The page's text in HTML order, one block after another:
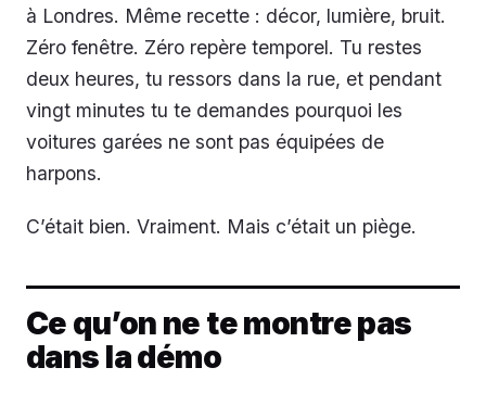
à Londres. Même recette : décor, lumière, bruit.
Zéro fenêtre. Zéro repère temporel. Tu restes
deux heures, tu ressors dans la rue, et pendant
vingt minutes tu te demandes pourquoi les
voitures garées ne sont pas équipées de
harpons.
C’était bien. Vraiment. Mais c’était un piège.
Ce qu’on ne te montre pas
dans la démo